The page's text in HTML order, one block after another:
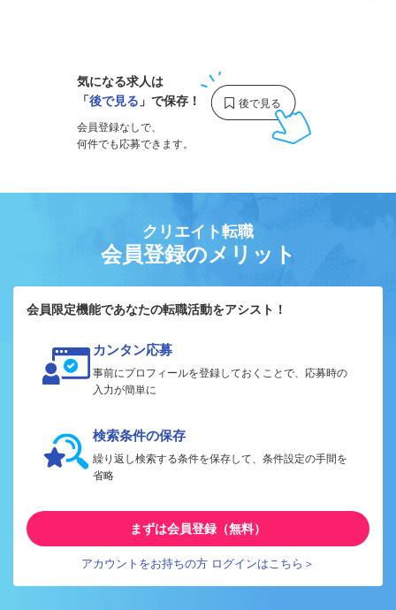
気になる求人は
「後で見る 」で保存！
会員登録なしで、
何件でも応募できます。
クリエイト転職
会員登録のメリット
会員限定機能であなたの転職活動をアシスト！
カンタン応募
事前にプロフィールを登録しておくことで、応募時の
入力が簡単に
検索条件の保存
繰り返し検索する条件を保存して、条件設定の手間を
省略
まずは会員登録（無料）
アカウントをお持ちの方 ログインはこちら＞